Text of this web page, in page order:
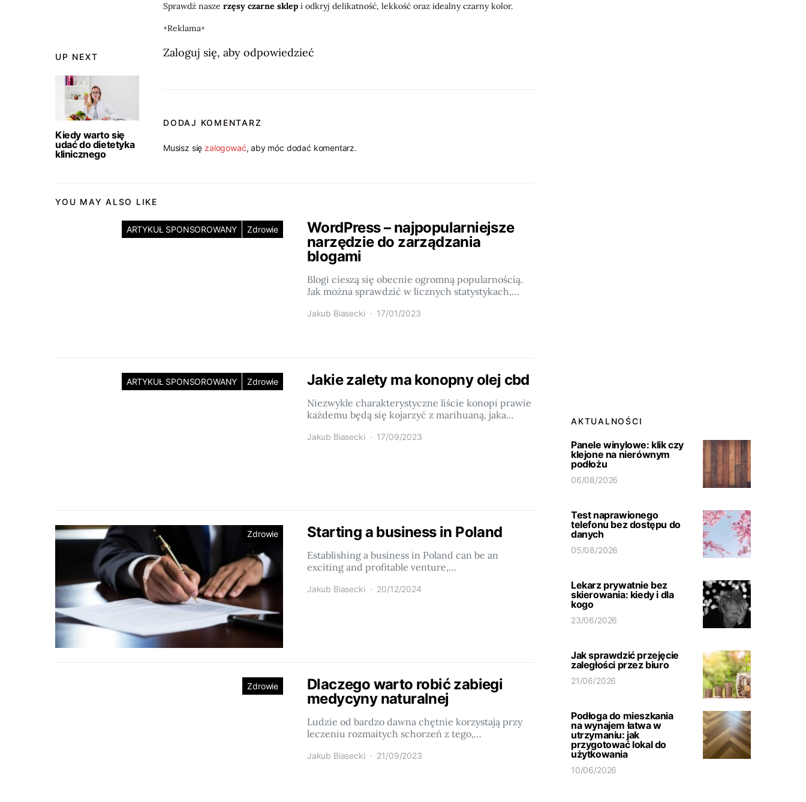
UP NEXT
Kiedy warto się
udać do dietetyka
klinicznego
Sprawdź nasze rzęsy czarne sklep i odkryj delikatność, lekkość oraz idealny czarny kolor.
+Reklama+
Zaloguj się, aby odpowiedzieć
DODAJ KOMENTARZ
Musisz się zalogować, aby móc dodać komentarz.
YOU MAY ALSO LIKE
ARTYKUŁ SPONSOROWANY Zdrowie
WordPress – najpopularniejsze
narzędzie do zarządzania
blogami
Blogi cieszą się obecnie ogromną popularnością.
Jak można sprawdzić w licznych statystykach,…
Jakub Biasecki 17/01/2023
ARTYKUŁ SPONSOROWANY Zdrowie Jakie zalety ma konopny olej cbd
Niezwykle charakterystyczne liście konopi prawie
każdemu będą się kojarzyć z marihuaną, jaka…
Jakub Biasecki 17/09/2023
Zdrowie Starting a business in Poland
Establishing a business in Poland can be an
exciting and profitable venture,…
Jakub Biasecki 20/12/2024
Zdrowie
Dlaczego warto robić zabiegi
medycyny naturalnej
Ludzie od bardzo dawna chętnie korzystają przy
leczeniu rozmaitych schorzeń z tego,…
Jakub Biasecki 21/09/2023
AKTUALNOŚCI
Panele winylowe: klik czy
klejone na nierównym
podłożu
06/08/2026
Test naprawionego
telefonu bez dostępu do
danych
05/08/2026
Lekarz prywatnie bez
skierowania: kiedy i dla
kogo
23/06/2026
Jak sprawdzić przejęcie
zaległości przez biuro
21/06/2026
Podłoga do mieszkania
na wynajem łatwa w
utrzymaniu: jak
przygotować lokal do
użytkowania
10/06/2026